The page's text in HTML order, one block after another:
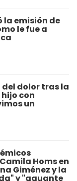
la emisión de
le fue a
dolor tras la
con
un
Homs en
Giménez y la
y "aguante